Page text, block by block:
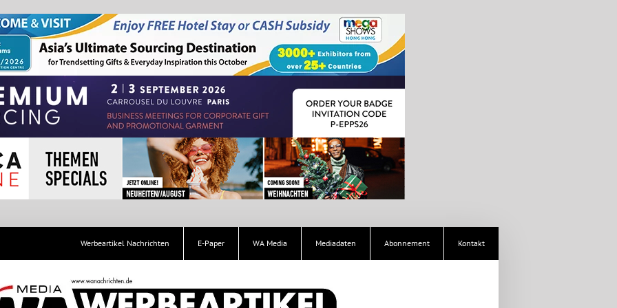
Werbeartikel Nachrichten E-Paper WA Media Mediadaten Abonnement Kontakt